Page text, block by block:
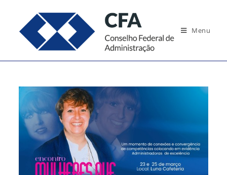
conteúdo
Menu